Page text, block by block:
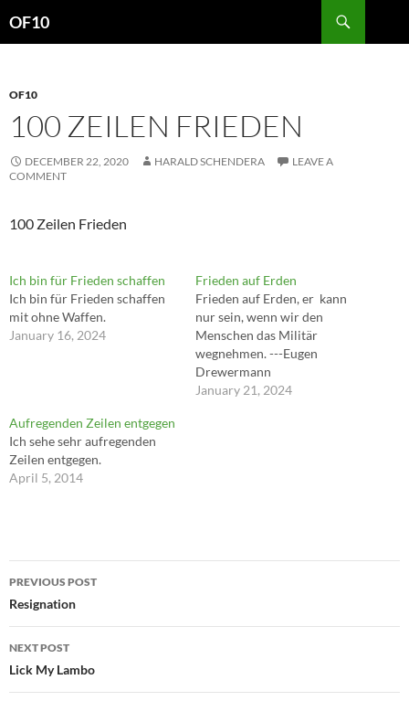
OF10
OF10
100 ZEILEN FRIEDEN
DECEMBER 22, 2020 HARALD SCHENDERA
LEAVE A
COMMENT
100 Zeilen Frieden
Ich bin für Frieden schaffen
Ich bin für Frieden schaffen
mit ohne Waffen.
January 16, 2024
Frieden auf Erden
Frieden auf Erden, er kann
nur sein, wenn wir den
Menschen das Militär
wegnehmen. ---Eugen
Drewermann
January 21, 2024
Aufregenden Zeilen entgegen
Ich sehe sehr aufregenden
Zeilen entgegen.
April 5, 2014
Post
navigation
PREVIOUS POST
Resignation
NEXT POST
Lick My Lambo